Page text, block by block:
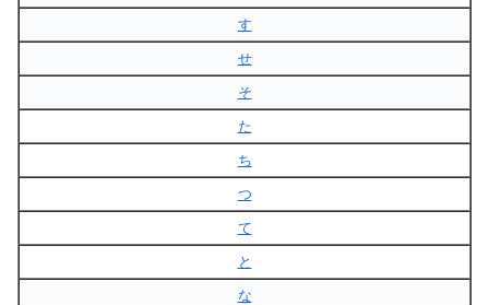
す
せ
そ
た
ち
つ
て
と
な